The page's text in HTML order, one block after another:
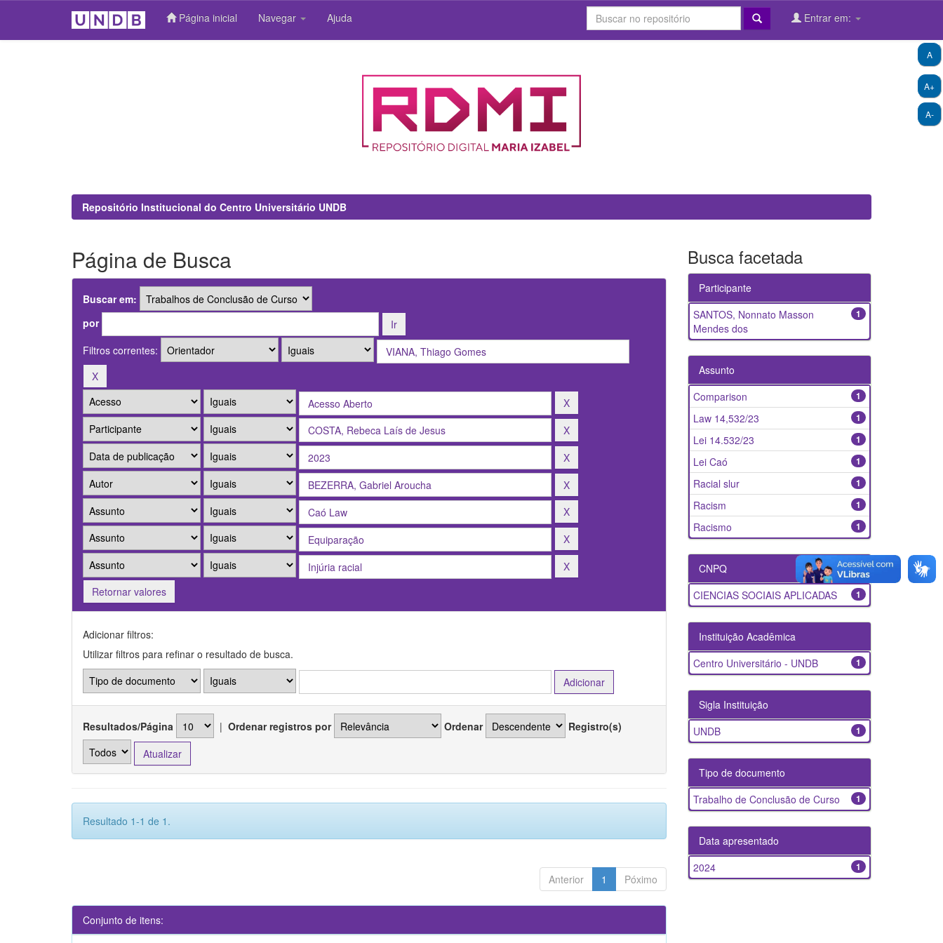
Página inicial Navegar Ajuda Entrar em:
A+
A-
A
Repositório Institucional do Centro Universitário UNDB
Página de Busca
Buscar em:
por
Filtros correntes:
Retornar valores
Adicionar filtros:
Utilizar filtros para refinar o resultado de busca.
Resultados/Página | Ordenar registros por Ordenar Registro(s)
Resultado 1-1 de 1.
Anterior 1 Póximo
Conjunto de itens:
Busca facetada
Participante
1
SANTOS, Nonnato Masson
Mendes dos
Assunto
1
Comparison
1
Law 14,532/23
1
Lei 14.532/23
1
Lei Caó
1
Racial slur
1
Racism
1
Racismo
CNPQ
1
CIENCIAS SOCIAIS APLICADAS
Instituição Acadêmica
1
Centro Universitário - UNDB
Sigla Instituição
1
UNDB
Tipo de documento
1
Trabalho de Conclusão de Curso
Data apresentado
1
2024